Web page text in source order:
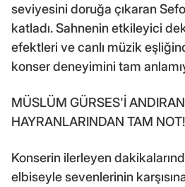
seviyesini doruğa çıkaran
katladı. Sahnenin etkileyici
efektleri ve canlı müzik
konser deneyimini tam
MÜSLÜM GÜRSES'İ
HAYRANLARINDAN TAM NOT!
Konserin ilerleyen
elbiseyle sevenlerinin